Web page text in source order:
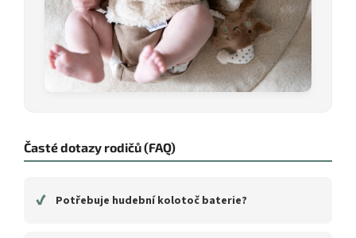
Časté dotazy rodičů (FAQ)
✔ Potřebuje hudební kolotoč baterie?